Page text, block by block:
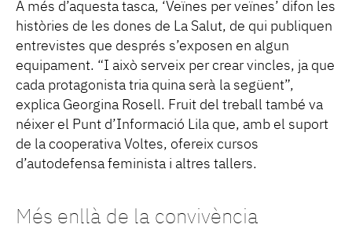
A més d’aquesta tasca, ‘Veïnes per veïnes’ difon les
històries de les dones de La Salut, de qui publiquen
entrevistes que després s’exposen en algun
equipament. “I això serveix per crear vincles, ja que
cada protagonista tria quina serà la següent”,
explica Georgina Rosell. Fruit del treball també va
néixer el Punt d’Informació Lila que, amb el suport
de la cooperativa Voltes, ofereix cursos
d’autodefensa feminista i altres tallers.
Més enllà de la convivència